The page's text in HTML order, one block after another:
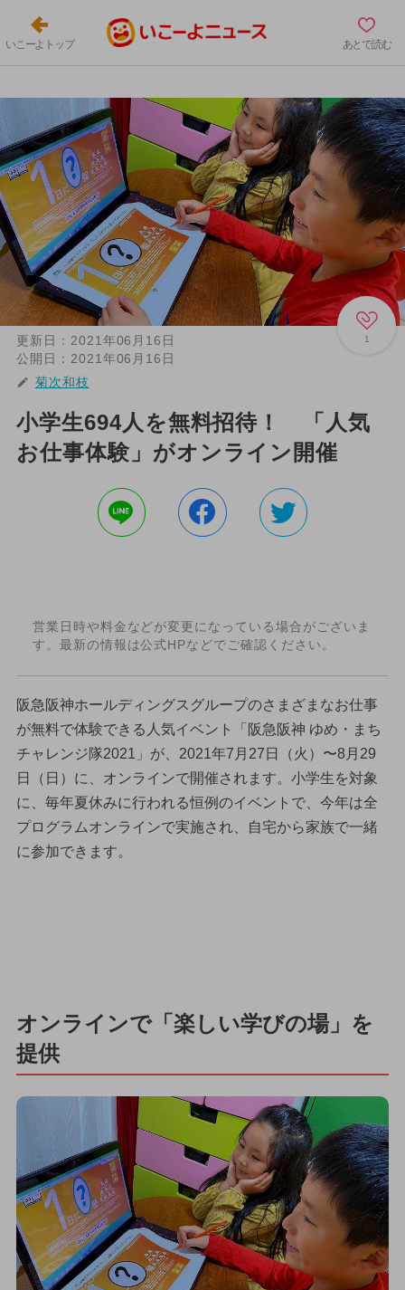
いこーよトップ あとで読む
1
更新日： 2021年06月16日
公開日： 2021年06月16日
菊次和枝
小学生694人を無料招待！ 「人気
お仕事体験」がオンライン開催
営業日時や料金などが変更になっている場合がございま
す。最新の情報は公式HPなどでご確認ください。
阪急阪神ホールディングスグループのさまざまなお仕事
が無料で体験できる人気イベント「阪急阪神 ゆめ・まち
チャレンジ隊2021」が、2021年7月27日（火）〜8月29
日（日）に、オンラインで開催されます。小学生を対象
に、毎年夏休みに行われる恒例のイベントで、今年は全
プログラムオンラインで実施され、自宅から家族で一緒
に参加できます。
オンラインで「楽しい学びの場」を
提供